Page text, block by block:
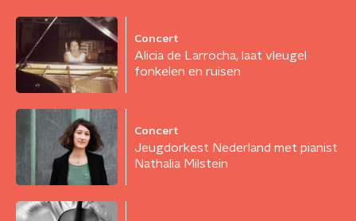
Concert
Alicia de Larrocha, laat vleugel
fonkelen en ruisen
Concert
Jeugdorkest Nederland met pianist
Nathalia Milstein